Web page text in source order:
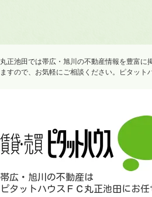
丸正池田では帯広・旭川の不動産情報を豊富
ますので、お気軽にご相談ください。ピタット
帯広・旭川の不動産は
ピタットハウスＦＣ丸正池田にお任